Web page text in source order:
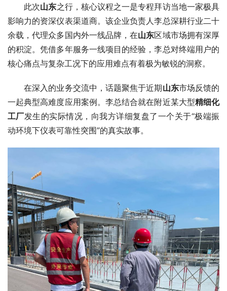
此次山东之行，核心议程之一是专程拜访当地一家极具
影响力的资深仪表渠道商。该企业负责人李总深耕行业二十
余载，代理众多国内外一线品牌，在山东区域市场拥有深厚
的积淀。凭借多年服务一线项目的经验，李总对终端用户的
核心痛点与复杂工况下的应用难点有着极为敏锐的洞察。
在深入的业务交流中，话题聚焦于近期山东市场反馈的
一起典型高难度应用案例。李总结合就在附近某大型精细化
工厂发生的实际情况，向我方详细复盘了一个关于“极端振
动环境下仪表可靠性突围”的真实故事。